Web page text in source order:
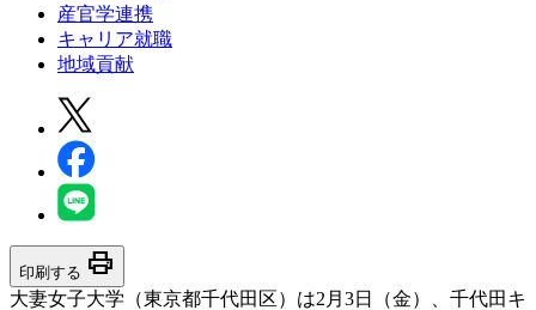
産官学連携
キャリア就職
地域貢献
印刷する print
大妻女子大学（東京都千代田区）は2月3日（金）、千代田キ